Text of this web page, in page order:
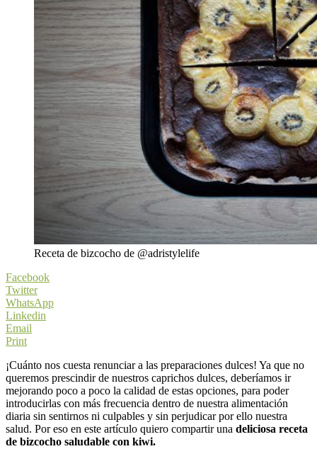
Receta de bizcocho de @adristylelife
Facebook
Twitter
WhatsApp
Linkedin
Email
Print
¡Cuánto nos cuesta renunciar a las preparaciones dulces! Ya que no
queremos prescindir de nuestros caprichos dulces, deberíamos ir
mejorando poco a poco la calidad de estas opciones, para poder
introducirlas con más frecuencia dentro de nuestra alimentación
diaria sin sentirnos ni culpables y sin perjudicar por ello nuestra
salud. Por eso en este artículo quiero compartir una deliciosa receta
de bizcocho saludable con kiwi.